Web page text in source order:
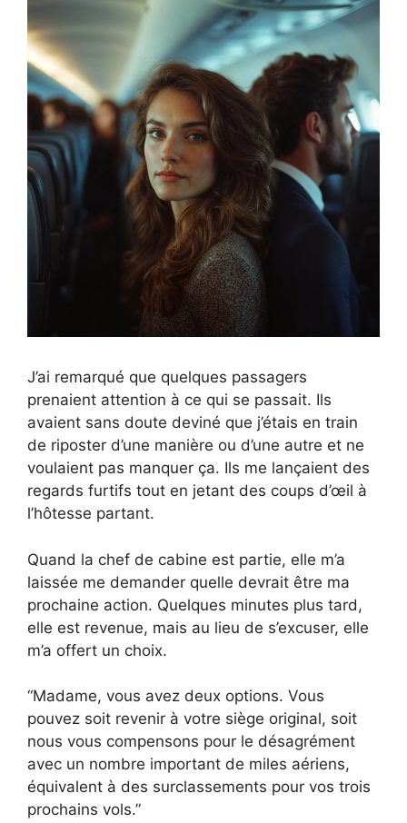
J’ai remarqué que quelques passagers
prenaient attention à ce qui se passait. Ils
avaient sans doute deviné que j’étais en train
de riposter d’une manière ou d’une autre et ne
voulaient pas manquer ça. Ils me lançaient des
regards furtifs tout en jetant des coups d’œil à
l’hôtesse partant.
Quand la chef de cabine est partie, elle m’a
laissée me demander quelle devrait être ma
prochaine action. Quelques minutes plus tard,
elle est revenue, mais au lieu de s’excuser, elle
m’a offert un choix.
“Madame, vous avez deux options. Vous
pouvez soit revenir à votre siège original, soit
nous vous compensons pour le désagrément
avec un nombre important de miles aériens,
équivalent à des surclassements pour vos trois
prochains vols.”